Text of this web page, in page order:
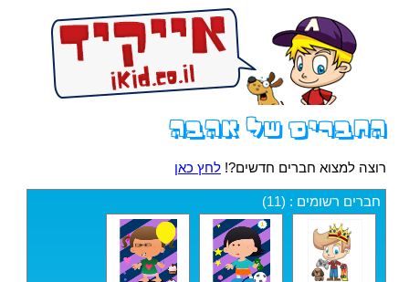
החברים של אהבה
רוצה למצוא חברים חדשים?! לחץ כאן
חברים רשומים : (11)